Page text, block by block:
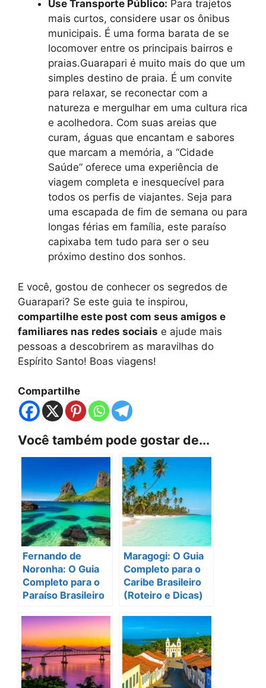
Use Transporte Público: Para trajetos
mais curtos, considere usar os ônibus
municipais. É uma forma barata de se
locomover entre os principais bairros e
praias.Guarapari é muito mais do que um
simples destino de praia. É um convite
para relaxar, se reconectar com a
natureza e mergulhar em uma cultura rica
e acolhedora. Com suas areias que
curam, águas que encantam e sabores
que marcam a memória, a “Cidade
Saúde” oferece uma experiência de
viagem completa e inesquecível para
todos os perfis de viajantes. Seja para
uma escapada de fim de semana ou para
longas férias em família, este paraíso
capixaba tem tudo para ser o seu
próximo destino dos sonhos.
E você, gostou de conhecer os segredos de
Guarapari? Se este guia te inspirou,
compartilhe este post com seus amigos e
familiares nas redes sociais e ajude mais
pessoas a descobrirem as maravilhas do
Espírito Santo! Boas viagens!
Compartilhe
Você também pode gostar de...
Fernando de
Noronha: O Guia
Completo para o
Paraíso Brasileiro
Maragogi: O Guia
Completo para o
Caribe Brasileiro
(Roteiro e Dicas)